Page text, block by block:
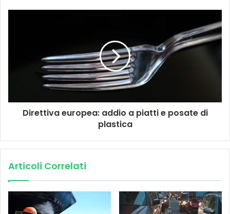
Direttiva europea: addio a piatti e posate di
plastica
Articoli Correlati